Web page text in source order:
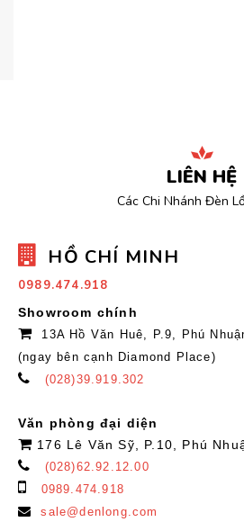
LIÊN HỆ
Các Chi Nhánh Đèn
HỒ CHÍ MINH
0989.474.918
Showroom chính
13A Hồ Văn Huê, P.9, Phú
(ngay bên cạnh Diamond Place)
(028)39.919.302
Văn phòng đại diện
176 Lê Văn Sỹ, P.10, Phú
(028)62.92.12.00
0989.474.918
sale@denlong.com